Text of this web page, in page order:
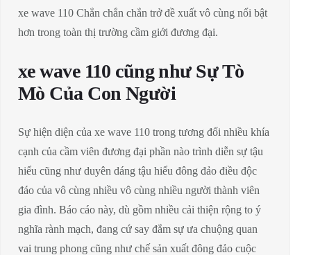
xe wave 110 Chắn chắn chắn trở đề xuất vô cùng nổi bật
hơn trong toàn thị trường cầm giới đương đại.
xe wave 110 cũng như Sự Tò
Mò Của Con Người
Sự hiện diện của xe wave 110 trong tương đối nhiều khía
cạnh của cầm viên đương đại phần nào trình diễn sự tậu
hiểu cũng như duyên dáng tậu hiểu đông đảo điều độc
đáo của vô cùng nhiều vô cùng nhiều người thành viên
gia đình. Báo cáo này, dù gồm nhiều cải thiện rộng to ý
nghĩa rành mạch, đang cứ say đắm sự ưa chuộng quan
vai trung phong cũng như chế sản xuất đông đảo cuộc